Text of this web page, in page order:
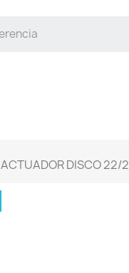
ACTUADOR DISCO 22/